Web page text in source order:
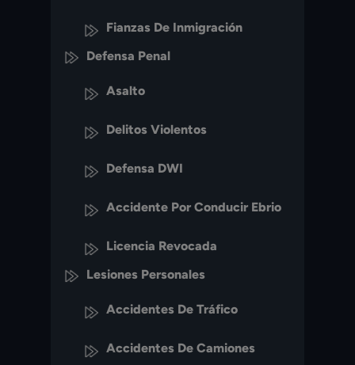
Fianzas De Inmigración
Defensa Penal
Asalto
Delitos Violentos
Defensa DWI
Accidente Por Conducir Ebrio
Licencia Revocada
Lesiones Personales
Accidentes De Tráfico
Accidentes De Camiones